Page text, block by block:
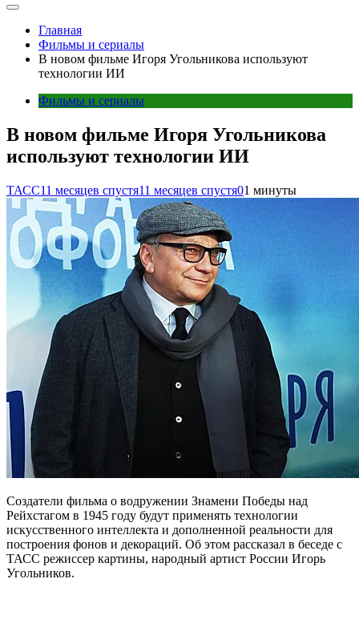
Главная
Фильмы и сериалы
В новом фильме Игоря Угольникова используют
технологии ИИ
Фильмы и сериалы
В новом фильме Игоря Угольникова
используют технологии ИИ
ТАСС11 месяцев спустя11 месяцев спустя01 минуты
Создатели фильма о водружении Знамени Победы над
Рейхстагом в 1945 году будут применять технологии
искусственного интеллекта и дополненной реальности для
построения фонов и декораций. Об этом рассказал в беседе с
ТАСС режиссер картины, народный артист России Игорь
Угольников.